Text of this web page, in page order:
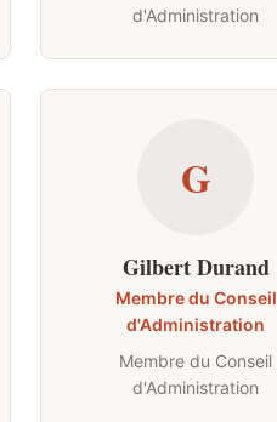
d'Administration
G
Gilbert Durand
Membre du Conseil
d'Administration
Membre du Conseil
d'Administration